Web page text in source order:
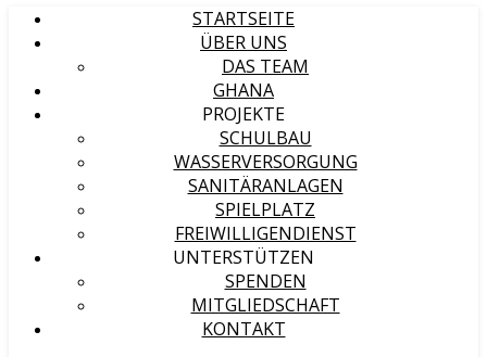
STARTSEITE
ÜBER UNS
DAS TEAM
GHANA
PROJEKTE
SCHULBAU
WASSERVERSORGUNG
SANITÄRANLAGEN
SPIELPLATZ
FREIWILLIGENDIENST
UNTERSTÜTZEN
SPENDEN
MITGLIEDSCHAFT
KONTAKT